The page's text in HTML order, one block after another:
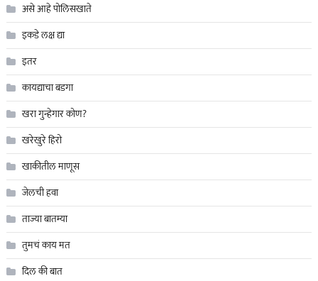
असे आहे पोलिसखाते
इकडे लक्ष द्या
इतर
कायद्याचा बडगा
खरा गुन्हेगार कोण?
खरेखुरे हिरो
खाकीतील माणूस
जेलची हवा
ताज्या बातम्या
तुमचं काय मत
दिल की बात